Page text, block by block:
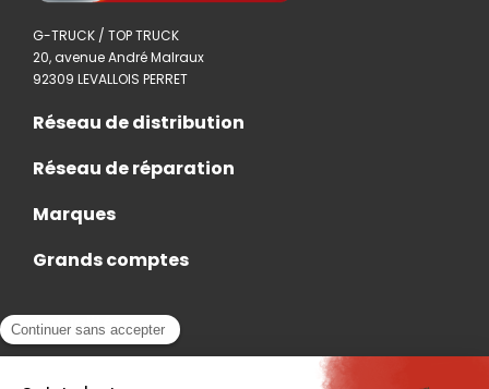
G-TRUCK / TOP TRUCK
20, avenue André Malraux
92309 LEVALLOIS PERRET
Réseau de distribution
Réseau de réparation
Marques
Grands comptes
Actualités